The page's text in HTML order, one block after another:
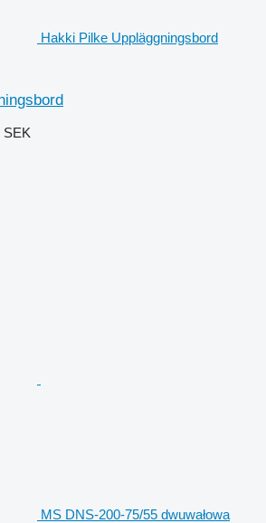
Hakki Pilke Uppläggningsbord
SEK
MS DNS-200-75/55 dwuwałowa